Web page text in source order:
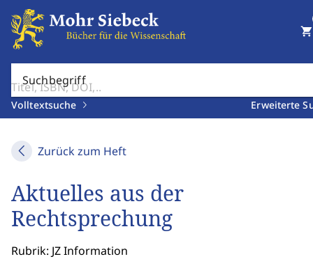
Suchbegriff
Volltextsuche Erweiterte
shopping_cart
Zurück zum Heft
Aktuelles aus der
Rechtsprechung
Rubrik: JZ Information